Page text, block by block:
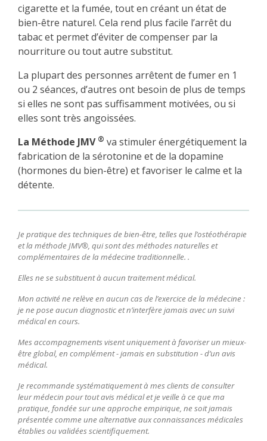
cigarette et la fumée, tout en créant un état de
bien-être naturel. Cela rend plus facile l’arrêt du
tabac et permet d’éviter de compenser par la
nourriture ou tout autre substitut.
La plupart des personnes arrêtent de fumer en 1
ou 2 séances, d’autres ont besoin de plus de temps
si elles ne sont pas suffisamment motivées, ou si
elles sont très angoissées.
La Méthode JMV ® va stimuler énergétiquement la
fabrication de la sérotonine et de la dopamine
(hormones du bien-être) et favoriser le calme et la
détente.
Je pratique des techniques de bien-être, telles que l’ostéothérapie
et la méthode JMV®, qui sont des méthodes naturelles et
complémentaires de la médecine traditionnelle. .
Elles ne se substituent à aucun traitement médical.
Mon activité ne relève en aucun cas de l’exercice de la médecine :
je ne pose aucun diagnostic et n’interfère jamais avec un suivi
médical en cours.
Mes accompagnements visent uniquement à favoriser un mieux-
être global, en complément - jamais en substitution - d’un avis
médical.
Je recommande systématiquement à mes clients de consulter
leur médecin pour tout avis médical et je veille à ce que ma
pratique, fondée sur une approche empirique, ne soit jamais
présentée comme une alternative aux connaissances médicales
établies ou validées scientifiquement.